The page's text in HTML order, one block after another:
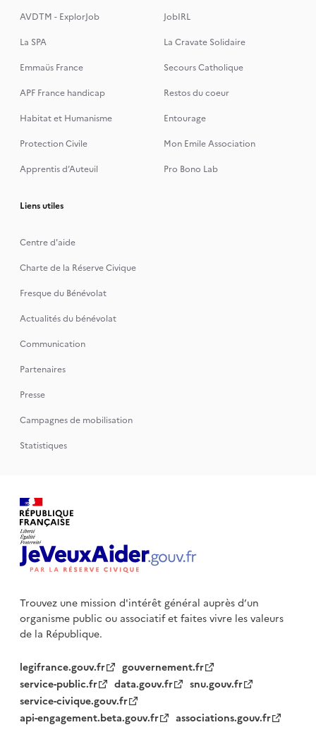
AVDTM - ExplorJob
JobIRL
La SPA
La Cravate Solidaire
Emmaüs France
Secours Catholique
APF France handicap
Restos du coeur
Habitat et Humanisme
Entourage
Protection Civile
Mon Emile Association
Apprentis d’Auteuil
Pro Bono Lab
Liens utiles
Centre d'aide
Charte de la Réserve Civique
Fresque du Bénévolat
Actualités du bénévolat
Communication
Partenaires
Presse
Campagnes de mobilisation
Statistiques
Trouvez une mission d'intérêt général auprès d’un
organisme publicou associatif et faites vivre les valeurs
de la République.
legifrance.gouv.fr
gouvernement.fr
service-public.fr
data.gouv.fr
snu.gouv.fr
service-civique.gouv.fr
api-engagement.beta.gouv.fr
associations.gouv.fr